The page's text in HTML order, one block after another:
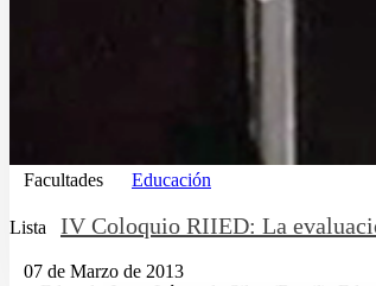
Facultades Educación
Lista IV Coloquio RIIED: La
07 de Marzo de 2013